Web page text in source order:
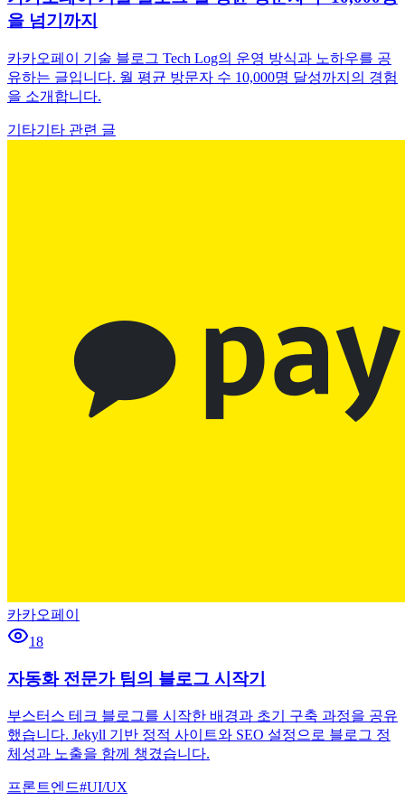
을 넘기까지
카카오페이 기술 블로그 Tech Log의 운영 방식과 노하우를 공
유하는 글입니다. 월 평균 방문자 수 10,000명 달성까지의 경험
을 소개합니다.
기타기타 관련 글
카카오페이
18
자동화 전문가 팀의 블로그 시작기
부스터스 테크 블로그를 시작한 배경과 초기 구축 과정을 공유
했습니다. Jekyll 기반 정적 사이트와 SEO 설정으로 블로그 정
체성과 노출을 함께 챙겼습니다.
프론트엔드#UI/UX